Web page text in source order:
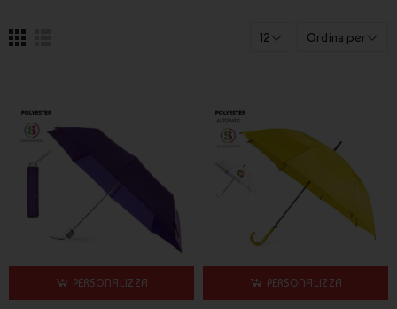
come gadget da viaggio
particolarmente indicati per eventi, fiere, trasferte aziendali e
kit mobilità dedicati a chi si sposta frequentemente.
Ombrelli personalizzati per aziende, fiere
ed eventi outdoor
Grazie alla loro dimensione e visibilità, gli ombrelli con logo
sono ideali per aziende, manifestazioni all’aperto e campagne
promozionali stagionali. Possono essere inseriti in welcome kit
o forniture corporate dedicate a clienti e collaboratori.
12 Ordina per
PERSONALIZZA PERSONALIZZA